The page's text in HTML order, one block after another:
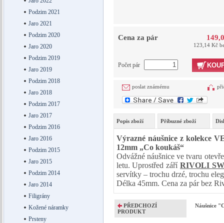
Podzim 2021
Jaro 2021
Podzim 2020
Jaro 2020
Podzim 2019
Jaro 2019
Podzim 2018
Jaro 2018
Podzim 2017
Jaro 2017
Podzim 2016
Jaro 2016
Podzim 2015
Jaro 2015
Podzim 2014
Jaro 2014
Filigrány
Kožené náramky
Prsteny
Cena za pár
123,14 Kč
Počet pár
poslat známému
Popis zboží Příbuzné zboží
Výrazné náušnice z kolekce
12mm „Co koukáš“
Odvážné náušnice ve tvaru
letu. Uprostřed záříRIVOLI
servítky – trochu drzé, trochu
Délka 45mm. Cena za pár bez
PŘEDCHOZÍ
PRODUKT
Náušnice